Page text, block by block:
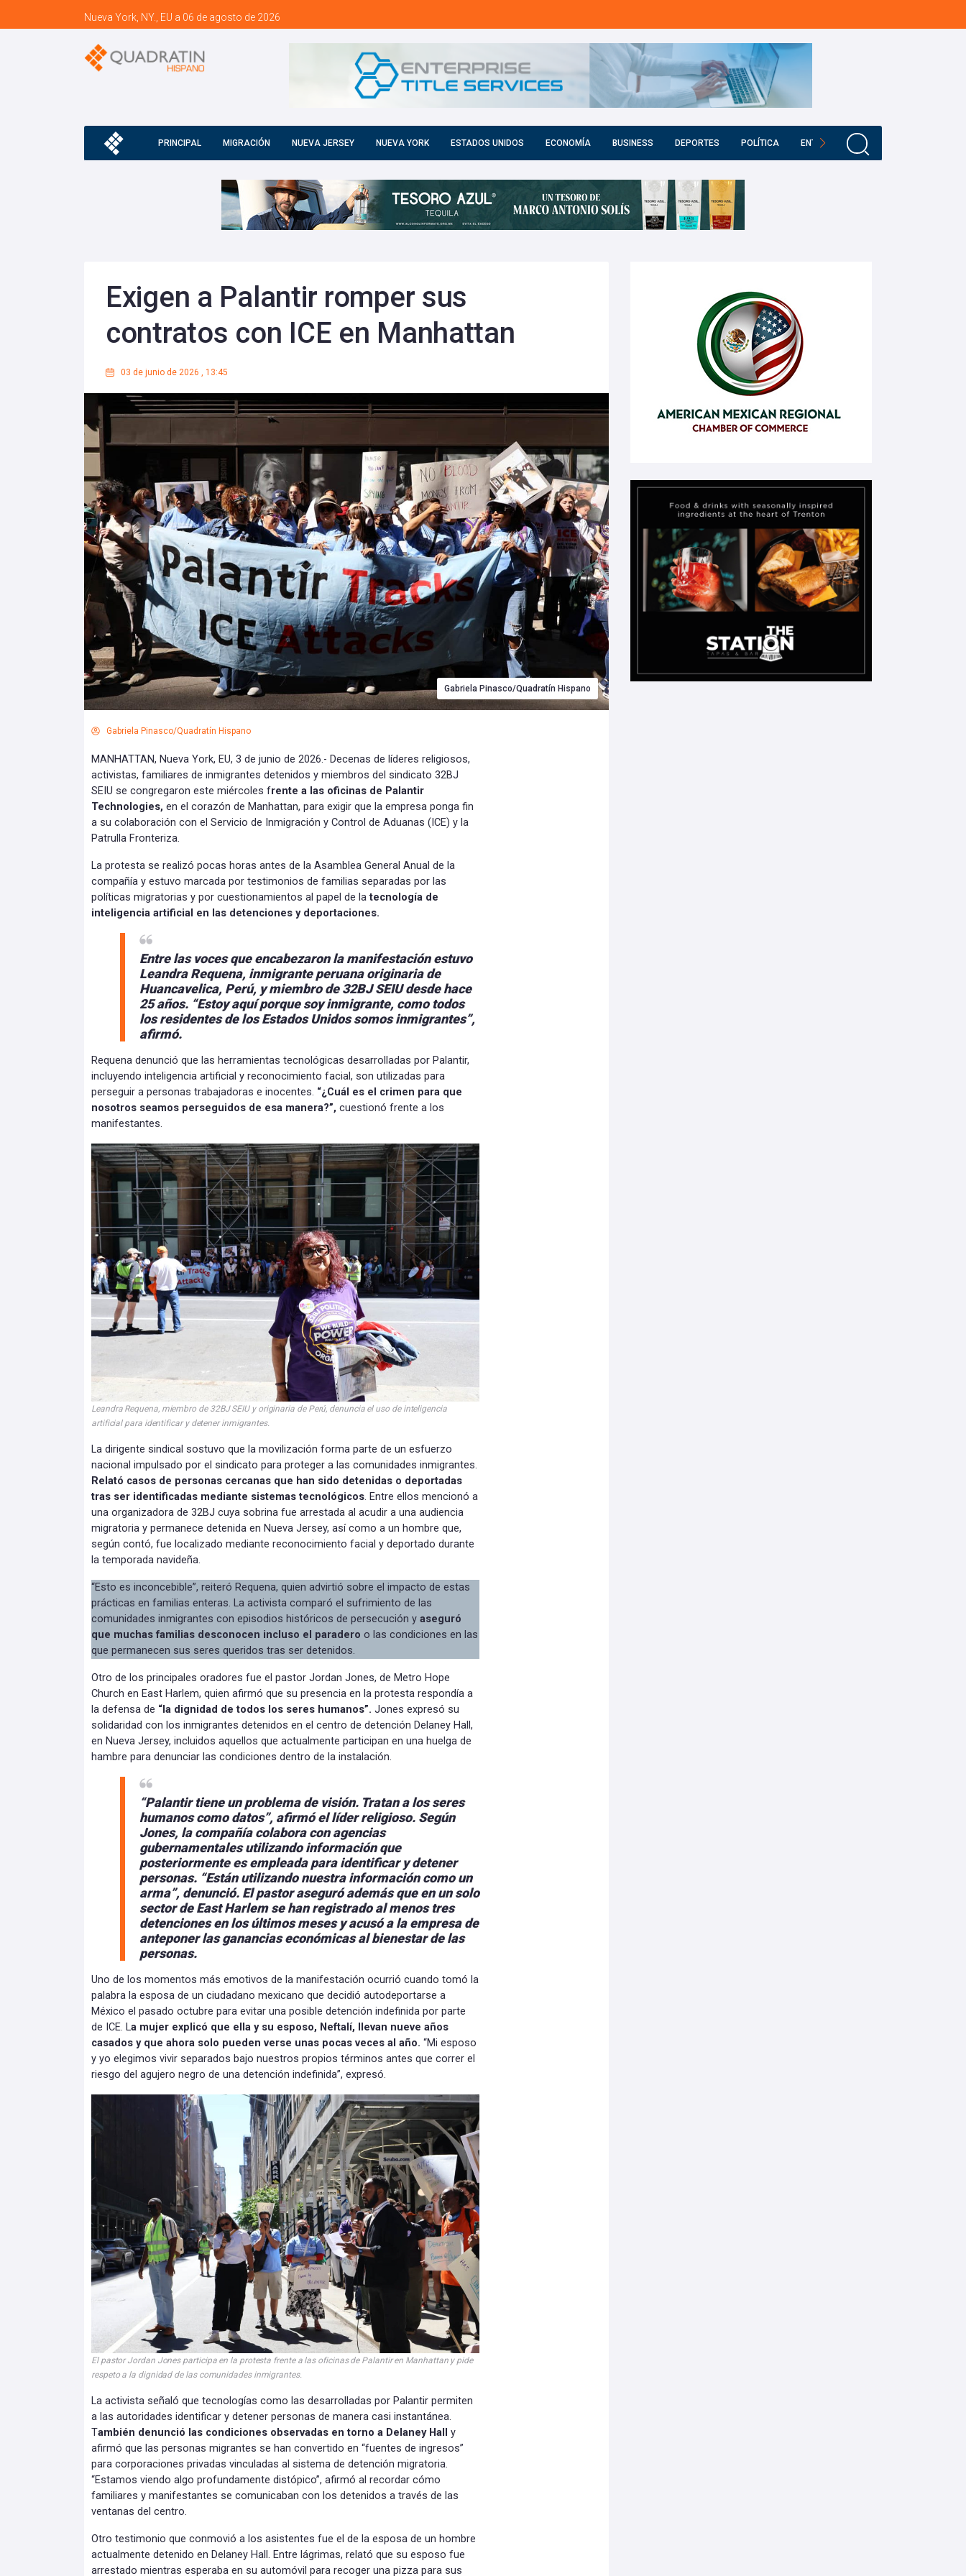
Nueva York, NY., EU a 06 de agosto de 2026
PRINCIPAL MIGRACIÓN NUEVA JERSEY NUEVA YORK ESTADOS UNIDOS ECONOMÍA BUSINESS DEPORTES POLÍTICA ENTRETENIMIENTO
Exigen a Palantir romper sus
contratos con ICE en Manhattan
03 de junio de 2026 , 13:45
Gabriela Pinasco/Quadratín Hispano
Gabriela Pinasco/Quadratín Hispano
MANHATTAN, Nueva York, EU, 3 de junio de 2026.- Decenas de líderes religiosos,
activistas, familiares de inmigrantes detenidos y miembros del sindicato 32BJ
SEIU se congregaron este miércoles frente a las oficinas de Palantir
Technologies, en el corazón de Manhattan, para exigir que la empresa ponga fin
a su colaboración con el Servicio de Inmigración y Control de Aduanas (ICE) y la
Patrulla Fronteriza.
La protesta se realizó pocas horas antes de la Asamblea General Anual de la
compañía y estuvo marcada por testimonios de familias separadas por las
políticas migratorias y por cuestionamientos al papel de latecnología de
inteligencia artificial en las detenciones y deportaciones.
Entre las voces que encabezaron la manifestación estuvo
Leandra Requena, inmigrante peruana originaria de
Huancavelica, Perú, y miembro de 32BJ SEIU desde hace
25 años. “Estoy aquí porque soy inmigrante, como todos
los residentes de los Estados Unidos somos inmigrantes”,
afirmó.
Requena denunció que las herramientas tecnológicas desarrolladas por Palantir,
incluyendo inteligencia artificial y reconocimiento facial, son utilizadas para
perseguir a personas trabajadoras e inocentes. “¿Cuál es el crimen para que
nosotros seamos perseguidos de esa manera?”, cuestionó frente a los
manifestantes.
Leandra Requena, miembro de 32BJ SEIU y originaria de Perú, denuncia el uso de inteligencia
artificial para identificar y detener inmigrantes.
La dirigente sindical sostuvo que la movilización forma parte de un esfuerzo
nacional impulsado por el sindicato para proteger a las comunidades inmigrantes.
Relató casos de personas cercanas que han sido detenidas o deportadas
tras ser identificadas mediante sistemas tecnológicos. Entre ellos mencionó a
una organizadora de 32BJ cuya sobrina fue arrestada al acudir a una audiencia
migratoria y permanece detenida en Nueva Jersey, así como a un hombre que,
según contó, fue localizado mediante reconocimiento facial y deportado durante
la temporada navideña.
“Esto es inconcebible”, reiteró Requena, quien advirtió sobre el impacto de estas
prácticas en familias enteras. La activista comparó el sufrimiento de las
comunidades inmigrantes con episodios históricos de persecución y aseguró
que muchas familias desconocen incluso el paradero o las condiciones en las
que permanecen sus seres queridos tras ser detenidos.
Otro de los principales oradores fue el pastor Jordan Jones, de Metro Hope
Church en East Harlem, quien afirmó que su presencia en la protesta respondía a
la defensa de “la dignidad de todos los seres humanos”. Jones expresó su
solidaridad con los inmigrantes detenidos en el centro de detención Delaney Hall,
en Nueva Jersey, incluidos aquellos que actualmente participan en una huelga de
hambre para denunciar las condiciones dentro de la instalación.
“Palantir tiene un problema de visión. Tratan a los seres
humanos como datos”, afirmó el líder religioso. Según
Jones, la compañía colabora con agencias
gubernamentales utilizando información que
posteriormente es empleada para identificar y detener
personas. “Están utilizando nuestra información como un
arma”, denunció. El pastor aseguró además que en un solo
sector de East Harlem se han registrado al menos tres
detenciones en los últimos meses y acusó a la empresa de
anteponer las ganancias económicas al bienestar de las
personas.
Uno de los momentos más emotivos de la manifestación ocurrió cuando tomó la
palabra la esposa de un ciudadano mexicano que decidió autodeportarse a
México el pasado octubre para evitar una posible detención indefinida por parte
de ICE. La mujer explicó que ella y su esposo, Neftalí, llevan nueve años
casados y que ahora solo pueden verse unas pocas veces al año. “Mi esposo
y yo elegimos vivir separados bajo nuestros propios términos antes que correr el
riesgo del agujero negro de una detención indefinida”, expresó.
El pastor Jordan Jones participa en la protesta frente a las oficinas de Palantir en Manhattan y pide
respeto a la dignidad de las comunidades inmigrantes.
La activista señaló que tecnologías como las desarrolladas por Palantir permiten
a las autoridades identificar y detener personas de manera casi instantánea.
También denunció las condiciones observadas en torno a Delaney Hall y
afirmó que las personas migrantes se han convertido en “fuentes de ingresos”
para corporaciones privadas vinculadas al sistema de detención migratoria.
“Estamos viendo algo profundamente distópico”, afirmó al recordar cómo
familiares y manifestantes se comunicaban con los detenidos a través de las
ventanas del centro.
Otro testimonio que conmovió a los asistentes fue el de la esposa de un hombre
actualmente detenido en Delaney Hall. Entre lágrimas, relató que su esposo fue
arrestado mientras esperaba en su automóvil para recoger una pizza para sus